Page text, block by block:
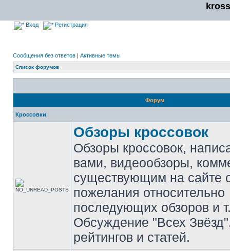
Вход Регистрация
Сообщения без ответов | Активные темы
Список форумов
Форум
Кроссовки
Обзоры кроссовок
Обзоры кроссовок,
вами, видеообзоры,
существующим на сайте
пожелания относительно
последующих обзоров и
Обсуждение "Всех
рейтингов и статей.